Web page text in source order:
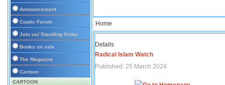
Announcement
Coptic Forum
Join us/ Standing Order
Books on sale
The Magazine
Cartoon
CARTOON
Home
Details
Radical Islam Watch
Published: 25 March 2024